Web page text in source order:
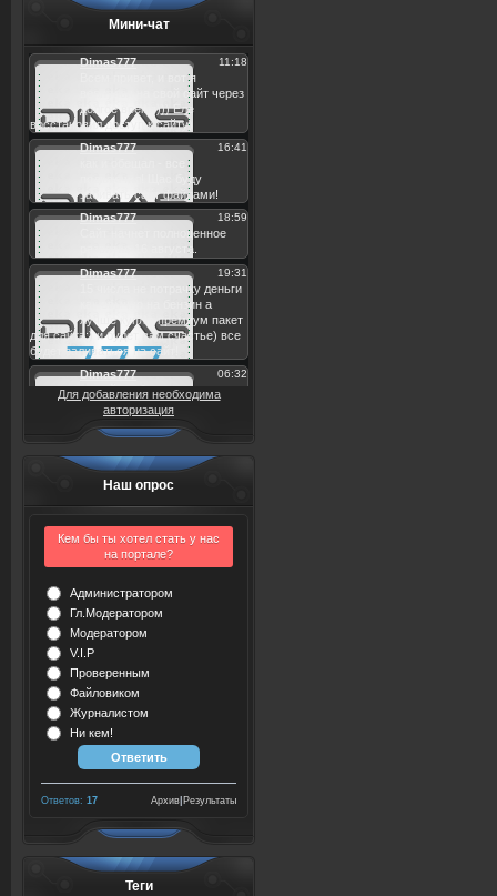
Мини-чат
Для добавления необходима
авторизация
Наш опрос
Кем бы ты хотел стать у нас
на портале?
Администратором
Гл.Модератором
Модератором
V.I.P
Проверенным
Файловиком
Журналистом
Ни кем!
Ответов: 17 Результаты
Архив
Теги